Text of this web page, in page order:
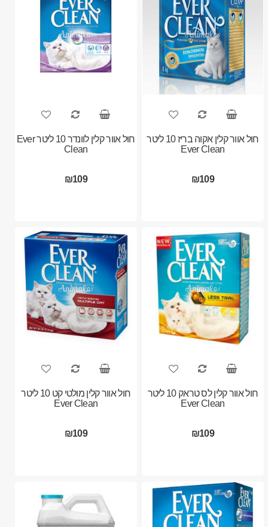
חול אוור קלין אקוה בריז 10 ליטר
Ever Clean
₪109
חול אוור קלין לוונדר 10 ליטר Ever
Clean
₪109
חול אוור קלין לס טראק 10 ליטר
Ever Clean
₪109
חול אוור קלין מולטי קט 10 ליטר
Ever Clean
₪109